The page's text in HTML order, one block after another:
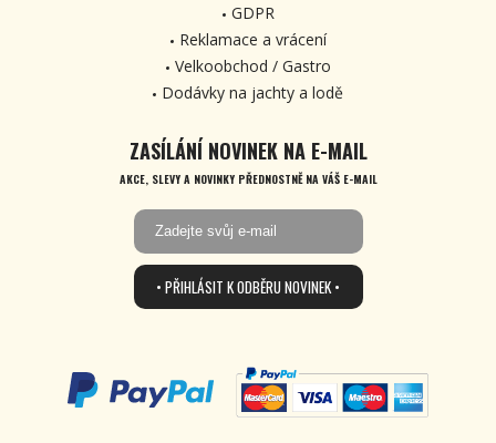
GDPR
Reklamace a vrácení
Velkoobchod / Gastro
Dodávky na jachty a lodě
ZASÍLÁNÍ NOVINEK NA E-MAIL
AKCE, SLEVY A NOVINKY PŘEDNOSTNĚ NA VÁŠ E-MAIL
• PŘIHLÁSIT K ODBĚRU NOVINEK •